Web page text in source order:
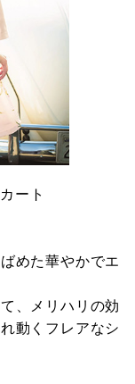
ート
めた華やかでエ
、メリハリの効
動くフレアなシ